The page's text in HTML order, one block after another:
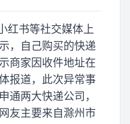
红书等社交媒体上
，自己购买的快递
商家因收件地址在
报道，此次异常事
通两大快递公司，
友主要来自滁州市